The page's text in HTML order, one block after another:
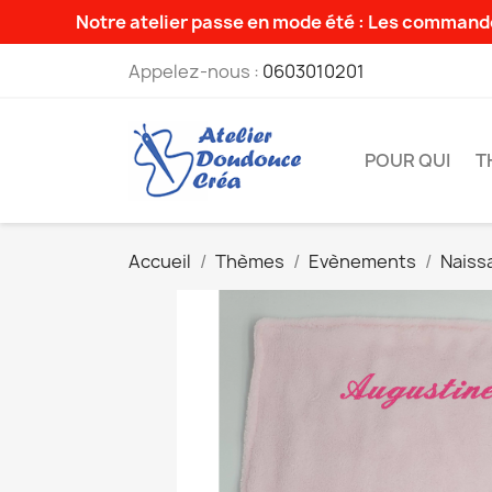
Notre atelier passe en mode été : Les
Appelez-nous : 0603010201
POUR QUI
Accueil Thèmes Evènements